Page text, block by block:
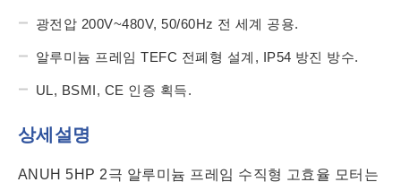
광전압 200V~480V, 50/60Hz 전 세계 공용.
알루미늄 프레임 TEFC 전폐형 설계, IP54 방진 방수.
UL, BSMI, CE 인증 획득.
상세설명
ANUH 5HP 2극 알루미늄 프레임 수직형 고효율 모터는